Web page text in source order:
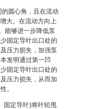
圆心角，且在流动
大。在流动方向上
能够进一步降低泵
固定导叶出口处的
压力损失，加强泵
发明通过第一凹
固定导叶出口处的
压力损失，从而加
。
固定导叶)将叶轮甩